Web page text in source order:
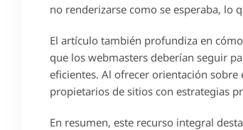
no renderizarse como se esperaba, lo
El artículo también profundiza en
que los webmasters deberían seguir
eficientes. Al ofrecer orientación
propietarios de sitios con estrategias
En resumen, este recurso integral